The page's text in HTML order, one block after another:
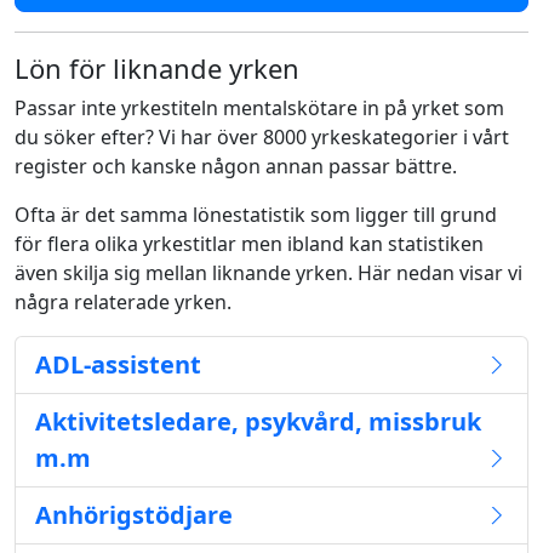
Lön för liknande yrken
Passar inte yrkestiteln mentalskötare in på yrket som
du söker efter? Vi har över 8000 yrkeskategorier i vårt
register och kanske någon annan passar bättre.
Ofta är det samma lönestatistik som ligger till grund
för flera olika yrkestitlar men ibland kan statistiken
även skilja sig mellan liknande yrken. Här nedan visar vi
några relaterade yrken.
ADL-assistent
Aktivitetsledare, psykvård, missbruk
m.m
Anhörigstödjare